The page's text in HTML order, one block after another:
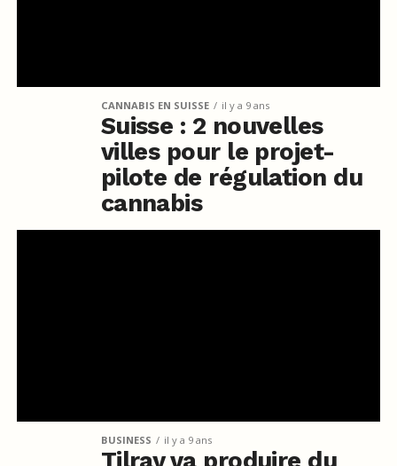
CANNABIS EN SUISSE il y a 9 ans
Suisse : 2 nouvelles
villes pour le projet-
pilote de régulation du
cannabis
BUSINESS il y a 9 ans